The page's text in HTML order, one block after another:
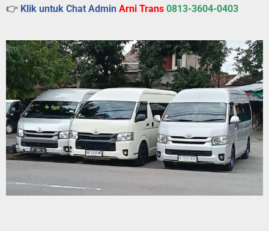
👉 Klik untuk Chat Admin Arni Trans 0813-3604-0403